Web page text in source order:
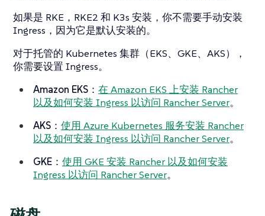
如果是 RKE，RKE2 和 K3s 安装，你不需要手动安装
Ingress，因为它是默认安装的。
对于托管的 Kubernetes 集群（EKS、GKE、AKS），
你需要设置 Ingress。
Amazon EKS ： 在 Amazon EKS 上安装 Rancher
以及如何安装 Ingress 以访问 Rancher Server。
AKS ： 使用 Azure Kubernetes 服务安装 Rancher
以及如何安装 Ingress 以访问 Rancher Server。
GKE ： 使用 GKE 安装 Rancher 以及如何安装
Ingress 以访问 Rancher Server。